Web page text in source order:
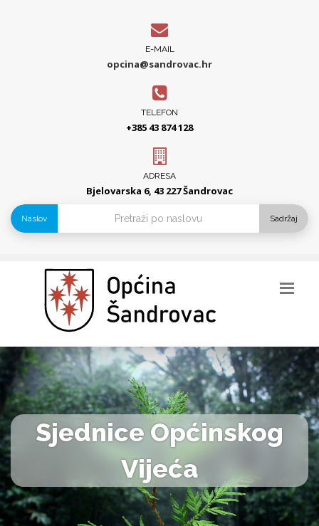
E-MAIL
opcina@sandrovac.hr
TELEFON
+385 43 874 128
ADRESA
Bjelovarska 6, 43 227 Šandrovac
Naslov Sadržaj
Sjednice Općinskog
Vijeća